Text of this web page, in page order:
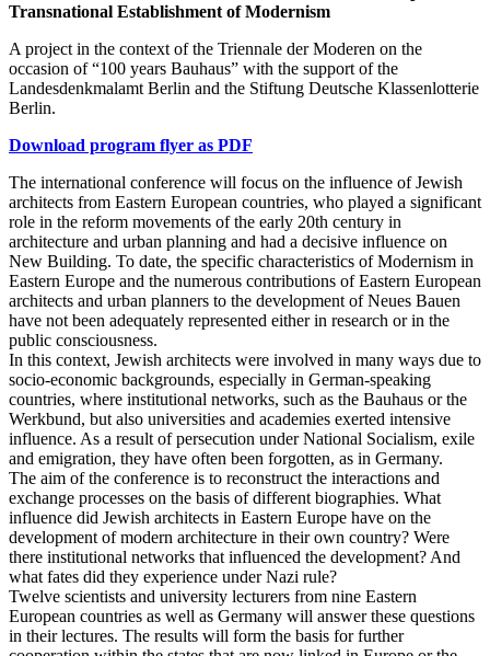
Transnational Establishment of Modernism
A project in the context of the Triennale der Moderen on the
occasion of “100 years Bauhaus” with the support of the
Landesdenkmalamt Berlin and the Stiftung Deutsche Klassenlotterie
Berlin.
Download program flyer as PDF
The international conference will focus on the influence of Jewish
architects from Eastern European countries, who played a significant
role in the reform movements of the early 20th century in
architecture and urban planning and had a decisive influence on
New Building. To date, the specific characteristics of Modernism in
Eastern Europe and the numerous contributions of Eastern European
architects and urban planners to the development of Neues Bauen
have not been adequately represented either in research or in the
public consciousness.
In this context, Jewish architects were involved in many ways due to
socio-economic backgrounds, especially in German-speaking
countries, where institutional networks, such as the Bauhaus or the
Werkbund, but also universities and academies exerted intensive
influence. As a result of persecution under National Socialism, exile
and emigration, they have often been forgotten, as in Germany.
The aim of the conference is to reconstruct the interactions and
exchange processes on the basis of different biographies. What
influence did Jewish architects in Eastern Europe have on the
development of modern architecture in their own country? Were
there institutional networks that influenced the development? And
what fates did they experience under Nazi rule?
Twelve scientists and university lecturers from nine Eastern
European countries as well as Germany will answer these questions
in their lectures. The results will form the basis for further